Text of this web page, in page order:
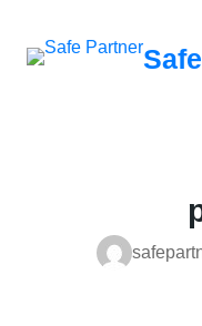
გადასვლა